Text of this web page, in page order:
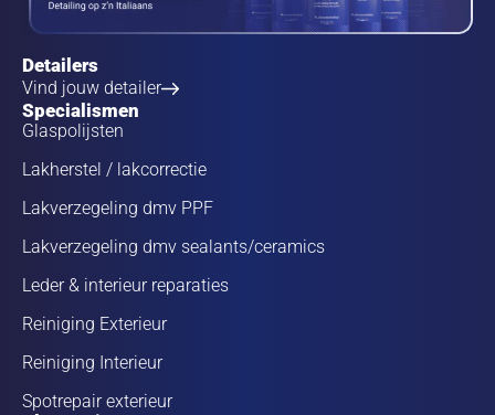
Detailers
Vind jouw detailer
Specialismen
Glaspolijsten
Lakherstel / lakcorrectie
Lakverzegeling dmv PPF
Lakverzegeling dmv sealants/ceramics
Leder & interieur reparaties
Reiniging Exterieur
Reiniging Interieur
Spotrepair exterieur